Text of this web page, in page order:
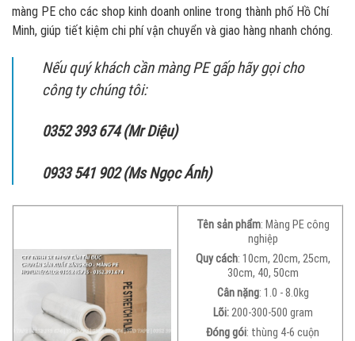
màng PE cho các shop kinh doanh online trong thành phố Hồ Chí
Minh, giúp tiết kiệm chi phí vận chuyển và giao hàng nhanh chóng.
Nếu quý khách cần màng PE gấp hãy gọi cho
công ty chúng tôi:
0352 393 674 (Mr Diệu)
0933 541 902 (Ms Ngọc Ánh)
Tên sản phẩm: Màng PE công
nghiệp
Quy cách: 10cm, 20cm, 25cm,
30cm, 40, 50cm
Cân nặng: 1.0 - 8.0kg
Lõi:200-300-500 gram
Đóng gói: thùng 4-6 cuộn